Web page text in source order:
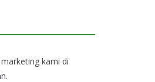
kami di